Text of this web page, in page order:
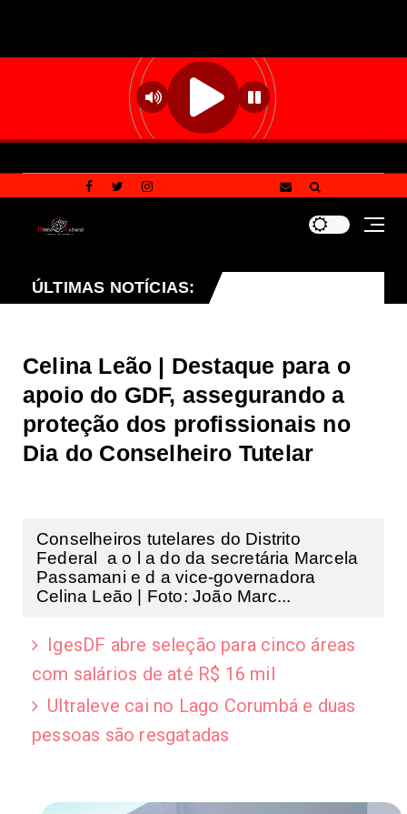
ÚLTIMAS NOTÍCIAS:
Planaltina terá reforço de ônibus para a 6ª Feira
Celina Leão | Destaque para o
apoio do GDF, assegurando a
proteção dos profissionais no
Dia do Conselheiro Tutelar
Conselheiros tutelares do Distrito
Federal a o l a do da secretária Marcela
Passamani e d a vice-governadora
Celina Leão | Foto: João Marc...
IgesDF abre seleção para cinco áreas
com salários de até R$ 16 mil
Ultraleve cai no Lago Corumbá e duas
pessoas são resgatadas